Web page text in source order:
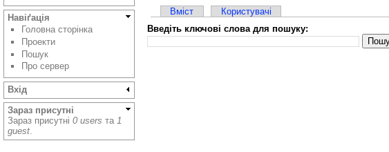
Навіґація
Головна сторінка
Проекти
Пошук
Про сервер
Вхід
Зараз присутні
Зараз присутні 0 users та 1
guest
Вміст
Користувачі
Введіть ключові слова для пошуку: